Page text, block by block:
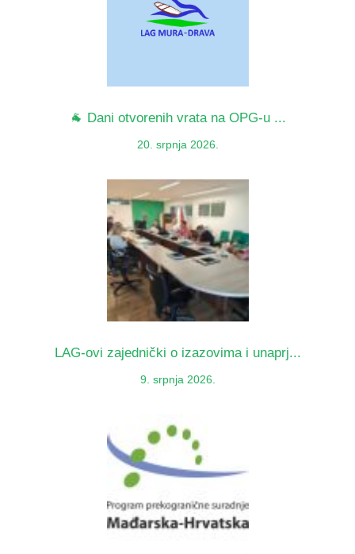
🐐 Dani otvorenih vrata na OPG-u ...
20. srpnja 2026.
LAG-ovi zajednički o izazovima i unaprj...
9. srpnja 2026.